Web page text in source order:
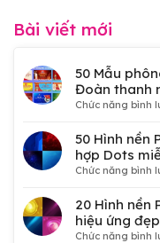
Bài viết mới
50 Mẫu
Đoàn thanh
Chức năng bình
50 Hình nền
hợp Dots
Chức năng bình
20 Hình nền
hiệu ứng đẹp
Chức năng bình